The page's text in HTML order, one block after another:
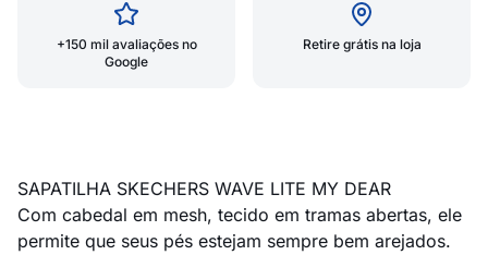
+150 mil avaliações no
Google
Retire grátis na loja
SAPATILHA SKECHERS WAVE LITE MY DEAR
Com cabedal em mesh, tecido em tramas abertas, ele
permite que seus pés estejam sempre bem arejados.